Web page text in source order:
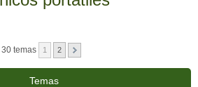
30 temas 1 2
Temas